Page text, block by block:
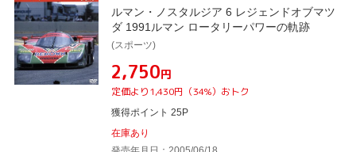
ルマン・ノスタルジア 6 レジェンドオブマツ
ダ 1991ルマン ロータリーパワーの軌跡
(スポーツ)
¥2,750円
定価より1,430円（34%）おトク
獲得ポイント 25P
在庫あり